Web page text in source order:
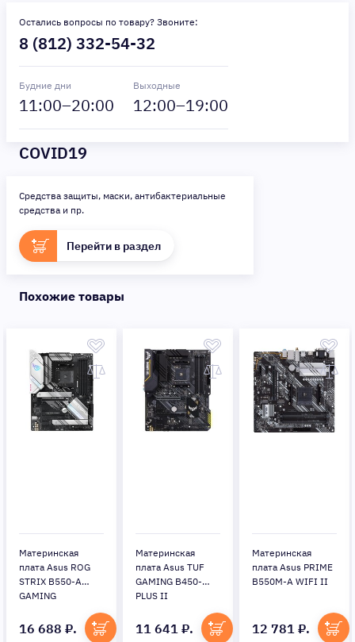
Остались вопросы по товару? Звоните:
8 (812) 332-54-32
Будние дни
11:00–20:00
Выходные
12:00–19:00
COVID19
Средства защиты, маски, антибактериальные
средства и пр.
Перейти в раздел
Похожие товары
Материнская
плата Asus ROG
STRIX B550-A
GAMING
16 688 ₽.
Материнская
плата Asus TUF
GAMING B450-
PLUS II
11 641 ₽.
Материнская
плата Asus PRIME
B550M-A WIFI II
12 781 ₽.